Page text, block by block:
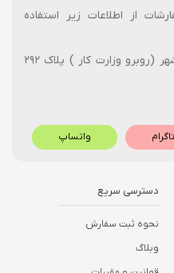
از اطلاعات زیر استفاده
خ آزادی نبش کوچه آذر شهر (روبرو وزارت کار ) پلاک ۲۹۲
واتساپ
دسترسی سریع
نحوه ثبت سفارش
وبلاگ